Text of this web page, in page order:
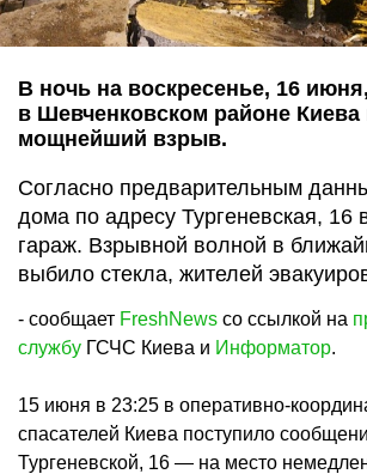
В ночь на воскресенье, 16 июня,
в Шевченковском районе Киева
мощнейший взрыв.
Согласно предварительным
дома по адресу Тургеневская, 16
гараж. Взрывной волной в
выбило стекла, жителей
- сообщает FreshNews со ссылкой на
службу ГСЧС Киева и Информатор.
15 июня в 23:25 в оперативно-
спасателей Киева поступило
Тургеневской, 16 — на место